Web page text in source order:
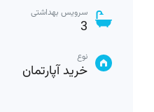
سرویس بهداشتی
3
نوع
خرید آپارتمان